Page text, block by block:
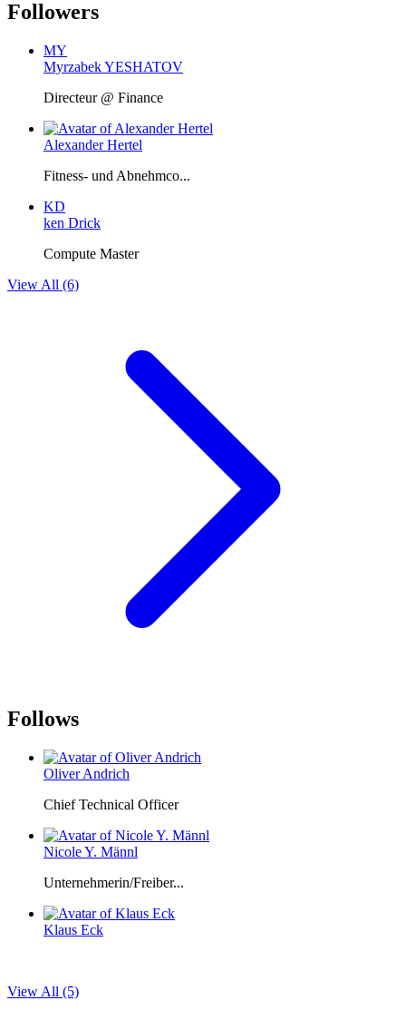
Followers
MY
Myrzabek YESHATOV
Directeur @ Finance
Alexander Hertel
Fitness- und Abnehmco...
KD
ken Drick
Compute Master
View All (6)
Follows
Oliver Andrich
Chief Technical Officer
Nicole Y. Männl
Unternehmerin/Freiber...
Klaus Eck
View All (5)